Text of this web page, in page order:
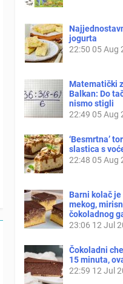
jogurta
22:50 05 Aug
Matematički
Balkan: Do
nismo stigli
22:49 05 Aug
‘Besmrtna’
slastica s
22:48 05 Aug
Barni kolač
mekog,
čokoladnog
23:06 12 Jul
Čokoladni
15 minuta,
22:59 12 Jul